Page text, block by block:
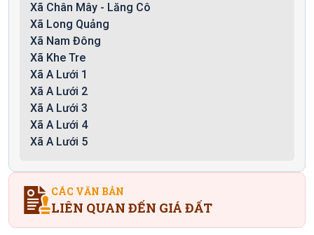
Xã Chân Mây - Lăng Cô
Xã Long Quảng
Xã Nam Đông
Xã Khe Tre
Xã A Lưới 1
Xã A Lưới 2
Xã A Lưới 3
Xã A Lưới 4
Xã A Lưới 5
CÁC VĂN BẢN
LIÊN QUAN ĐẾN GIÁ ĐẤT